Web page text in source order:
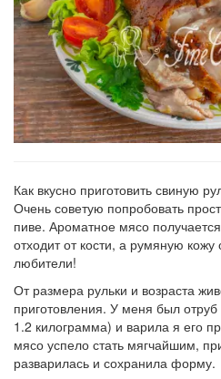
Как вкусно приготовить свиную
Очень советую попробовать
пиве. Ароматное мясо
отходит от кости, а румяную
любители!
От размера рульки и возраста
приготовления. У меня был
1.2 килограмма) и варила я его
мясо успело стать мягчайшим,
разварилась и сохранила форму.